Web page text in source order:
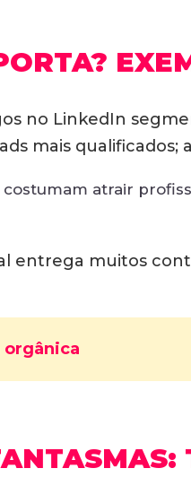
no LinkedIn
mais qualificados;
atrair
entrega muitos
orgânica